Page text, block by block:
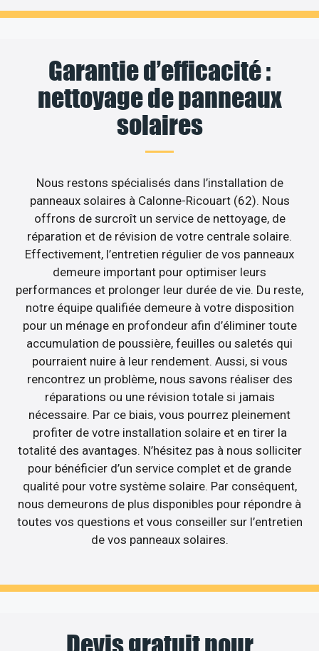
Garantie d’efficacité :
nettoyage de panneaux
solaires
Nous restons spécialisés dans l’installation de
panneaux solaires à Calonne-Ricouart (62). Nous
offrons de surcroît un service de nettoyage, de
réparation et de révision de votre centrale solaire.
Effectivement, l’entretien régulier de vos panneaux
demeure important pour optimiser leurs
performances et prolonger leur durée de vie. Du reste,
notre équipe qualifiée demeure à votre disposition
pour un ménage en profondeur afin d’éliminer toute
accumulation de poussière, feuilles ou saletés qui
pourraient nuire à leur rendement. Aussi, si vous
rencontrez un problème, nous savons réaliser des
réparations ou une révision totale si jamais
nécessaire. Par ce biais, vous pourrez pleinement
profiter de votre installation solaire et en tirer la
totalité des avantages. N’hésitez pas à nous solliciter
pour bénéficier d’un service complet et de grande
qualité pour votre système solaire. Par conséquent,
nous demeurons de plus disponibles pour répondre à
toutes vos questions et vous conseiller sur l’entretien
de vos panneaux solaires.